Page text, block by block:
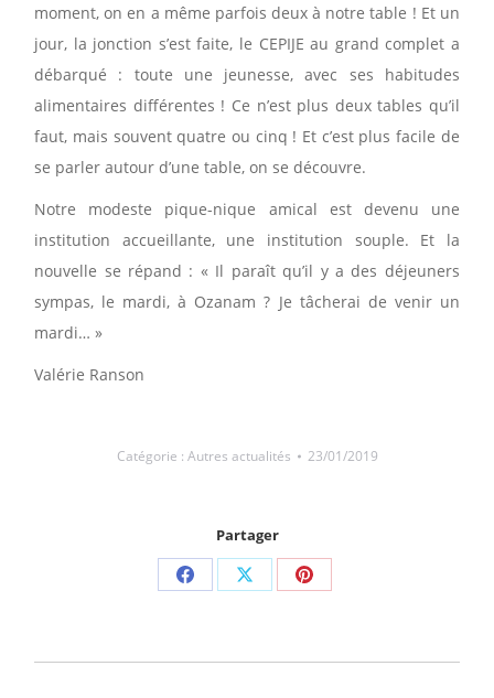
moment, on en a même parfois deux à notre table ! Et un
jour, la jonction s’est faite, le CEPIJE au grand complet a
débarqué : toute une jeunesse, avec ses habitudes
alimentaires différentes ! Ce n’est plus deux tables qu’il
faut, mais souvent quatre ou cinq ! Et c’est plus facile de
se parler autour d’une table, on se découvre.
Notre modeste pique-nique amical est devenu une
institution accueillante, une institution souple. Et la
nouvelle se répand : « Il paraît qu’il y a des déjeuners
sympas, le mardi, à Ozanam ? Je tâcherai de venir un
mardi… »
Valérie Ranson
Catégorie : Autres actualités 23/01/2019
Partager
PartagerPartagerPartager